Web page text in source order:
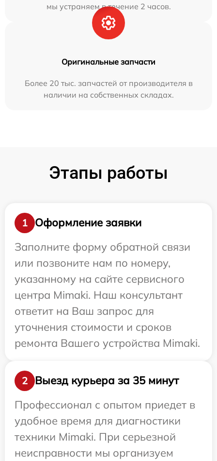
мы устраняем в течение 2 часов.
Оригинальные запчасти
Более 20 тыс. запчастей от производителя в
наличии на собственных складах.
Этапы работы
1
Оформление заявки
Заполните форму обратной связи
или позвоните нам по номеру,
указанному на сайте сервисного
центра Mimaki. Наш консультант
ответит на Ваш запрос для
уточнения стоимости и сроков
ремонта Вашего устройства Mimaki.
2
Выезд курьера за 35 минут
Профессионал с опытом приедет в
удобное время для диагностики
техники Mimaki. При серьезной
неисправности мы организуем